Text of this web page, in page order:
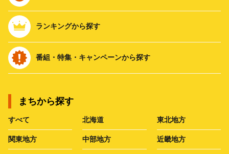
ランキングから探す
番組・特集・キャンペーンから探す
まちから探す
すべて 北海道 東北地方
関東地方 中部地方 近畿地方